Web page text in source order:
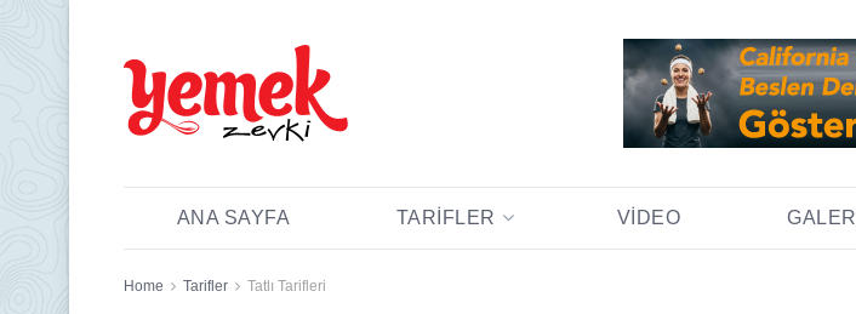
ANA SAYFA TARIFLER VIDEO GALERI
Home Tarifler Tatlı Tarifleri